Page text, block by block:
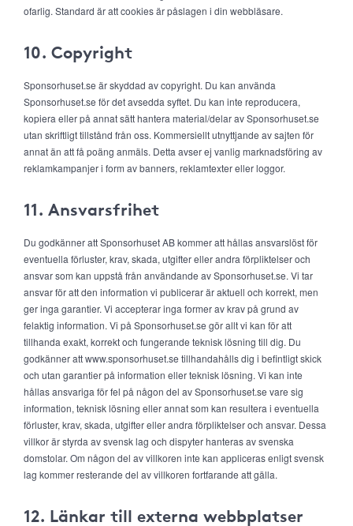
ofarlig. Standard är att cookies är påslagen i din webbläsare.
10. Copyright
Sponsorhuset.se är skyddad av copyright. Du kan använda
Sponsorhuset.se för det avsedda syftet. Du kan inte reproducera,
kopiera eller på annat sätt hantera material/delar av Sponsorhuset.se
utan skriftligt tillstånd från oss. Kommersiellt utnyttjande av sajten för
annat än att få poäng anmäls. Detta avser ej vanlig marknadsföring av
reklamkampanjer i form av banners, reklamtexter eller loggor.
11. Ansvarsfrihet
Du godkänner att Sponsorhuset AB kommer att hållas ansvarslöst för
eventuella förluster, krav, skada, utgifter eller andra förpliktelser och
ansvar som kan uppstå från användande av Sponsorhuset.se. Vi tar
ansvar för att den information vi publicerar är aktuell och korrekt, men
ger inga garantier. Vi accepterar inga former av krav på grund av
felaktig information. Vi på Sponsorhuset.se gör allt vi kan för att
tillhanda exakt, korrekt och fungerande teknisk lösning till dig. Du
godkänner att www.sponsorhuset.se tillhandahålls dig i befintligt skick
och utan garantier på information eller teknisk lösning. Vi kan inte
hållas ansvariga för fel på någon del av Sponsorhuset.se vare sig
information, teknisk lösning eller annat som kan resultera i eventuella
förluster, krav, skada, utgifter eller andra förpliktelser och ansvar. Dessa
villkor är styrda av svensk lag och dispyter hanteras av svenska
domstolar. Om någon del av villkoren inte kan appliceras enligt svensk
lag kommer resterande del av villkoren fortfarande att gälla.
12. Länkar till externa webbplatser